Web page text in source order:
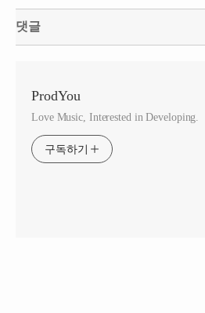
댓글
ProdYou
Love Music, Interested in Developing.
구독하기